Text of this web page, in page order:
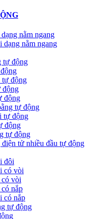
nằm ngang
nằm ngang
tự động
động
động
động
tự động
tự động
động
tự động
tử nhiều đầu tự động
đôi
có vòi
vòi
nắp
có nắp
tự động